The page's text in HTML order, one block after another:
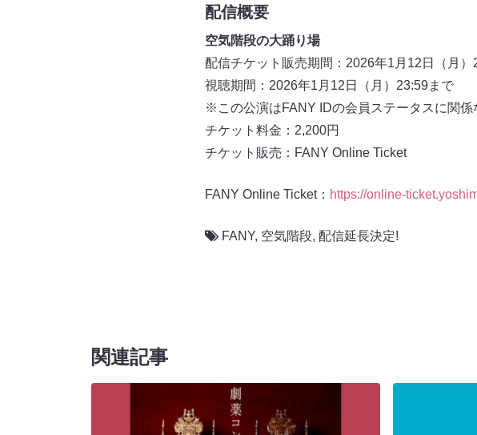
配信概要
空気階段の大踊り場
配信チケット販売期間：2026年1月12日（月）
視聴期間：2026年1月12日（月）23:59まで
※この公演はFANY IDの会員ステータスに関係
チケット料金：2,200円
チケット販売：FANY Online Ticket
FANY Online Ticket： https://online-
FANY, 空気階段, 配信延長決定!
関連記事